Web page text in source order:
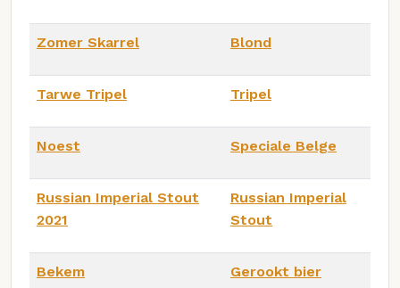
Zomer Skarrel Blond
Tarwe Tripel Tripel
Noest Speciale Belge
Russian Imperial Stout
2021
Russian Imperial
Stout
Bekem Gerookt bier